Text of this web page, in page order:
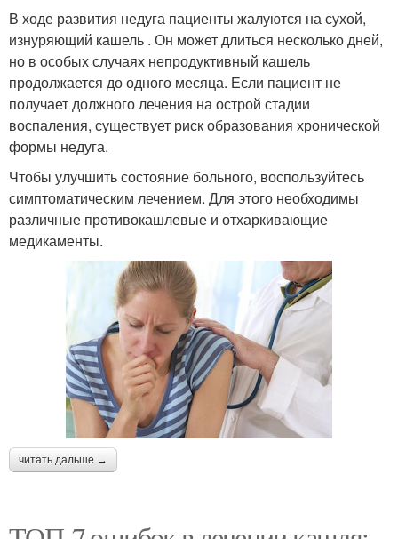
В ходе развития недуга пациенты жалуются на сухой,
изнуряющий кашель . Он может длиться несколько дней,
но в особых случаях непродуктивный кашель
продолжается до одного месяца. Если пациент не
получает должного лечения на острой стадии
воспаления, существует риск образования хронической
формы недуга.
Чтобы улучшить состояние больного, воспользуйтесь
симптоматическим лечением. Для этого необходимы
различные противокашлевые и отхаркивающие
медикаменты.
читать дальше →